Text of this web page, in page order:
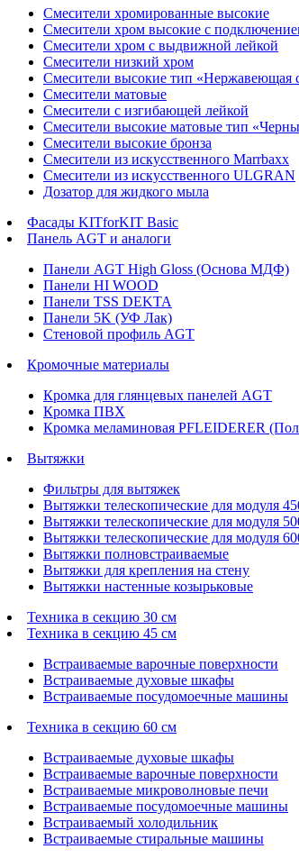
Смесители хромированные высокие
Смесители хром высокие с
Смесители хром с выдвижной лейкой
Смесители низкий хром
Смесители высокие тип «Нержавеющая
Смесители матовые
Смесители с изгибающей лейкой
Смесители высокие матовые тип
Смесители высокие бронза
Смесители из искусственного Marrbaxx
Смесители из искусственного ULGRAN
Дозатор для жидкого мыла
Фасады KITforKIT Basic
Панель AGT и аналоги
Панели AGT High Gloss (Основа МДФ)
Панели HI WOOD
Панели TSS DEKTA
Панели 5K (УФ Лак)
Стеновой профиль AGT
Кромочные материалы
Кромка для глянцевых панелей AGT
Кромка ПВХ
Кромка меламиновая PFLEIDERER
Вытяжки
Фильтры для вытяжек
Вытяжки телескопические для модуля
Вытяжки телескопические для модуля
Вытяжки телескопические для модуля
Вытяжки полновстраиваемые
Вытяжки для крепления на стену
Вытяжки настенные козырьковые
Техника в секцию 30 см
Техника в секцию 45 см
Встраиваемые варочные поверхности
Встраиваемые духовые шкафы
Встраиваемые посудомоечные машины
Техника в секцию 60 см
Встраиваемые духовые шкафы
Встраиваемые варочные поверхности
Встраиваемые микроволновые печи
Встраиваемые посудомоечные машины
Встраиваемый холодильник
Встраиваемые стиральные машины